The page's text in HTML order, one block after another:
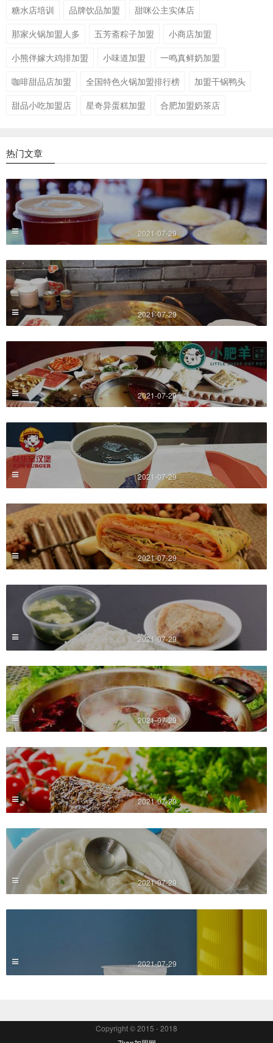
糖水店培训
品牌饮品加盟
甜咪公主实体店
那家火锅加盟人多
五芳斋粽子加盟
小商店加盟
小熊伴嫁大鸡排加盟
小味道加盟
一鸣真鲜奶加盟
咖啡甜品店加盟
全国特色火锅加盟排行榜
加盟干锅鸭头
甜品小吃加盟店
星奇异蛋糕加盟 合肥加盟奶茶店
热门文章
2021-07-29
2021-07-29
2021-07-29
2021-07-29
2021-07-29
2021-07-29
2021-07-29
2021-07-29
2021-07-29
2021-07-29
Copyright © 2015 - 2018